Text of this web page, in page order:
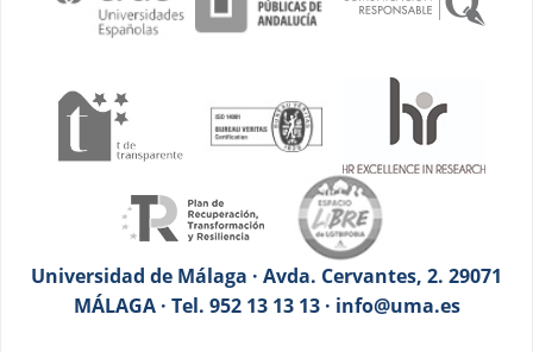
Universidad de Málaga · Avda. Cervantes, 2. 29071
MÁLAGA · Tel. 952 13 13 13 · info@uma.es